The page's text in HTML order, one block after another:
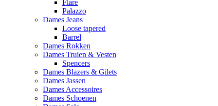
Flare
Palazzo
Dames Jeans
Loose tapered
Barrel
Dames Rokken
Dames Truien & Vesten
Spencers
Dames Blazers & Gilets
Dames Jassen
Dames Accessoires
Dames Schoenen